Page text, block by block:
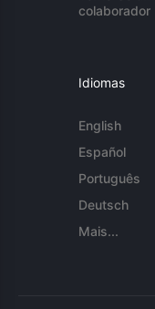
colaborador
Idiomas
English
Español
Português
Deutsch
Mais...